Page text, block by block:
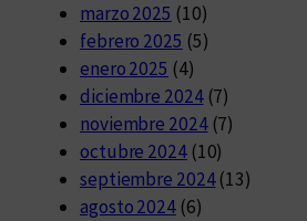
marzo 2025 (10)
febrero 2025 (5)
enero 2025 (4)
diciembre 2024(7)
noviembre 2024(7)
octubre 2024(10)
septiembre 2024(13)
agosto 2024(6)